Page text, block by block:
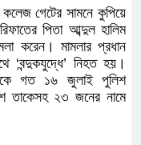
গেটের সামনে কুপিয়ে
পিতা আব্দুল হালিম
করেন। মামলার প্রধান
‘বন্দুকযুদ্ধে’ নিহত হয়।
গত ১৬ জুলাই পুলিশ
তাকেসহ ২৩ জনের নামে